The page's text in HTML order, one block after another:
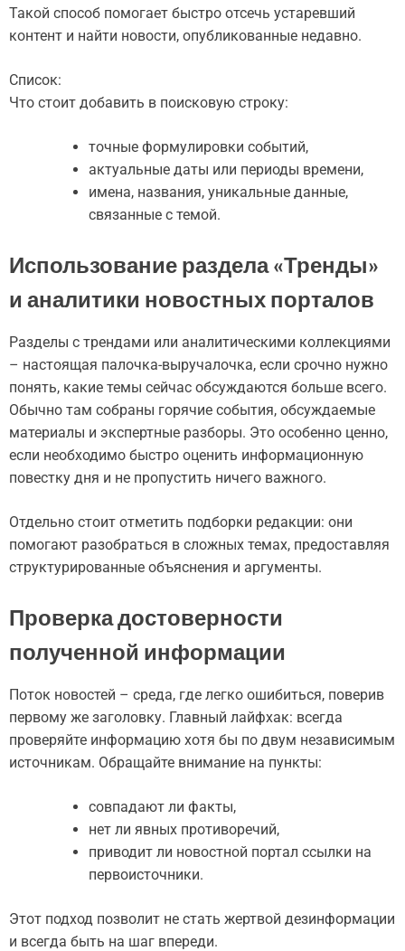
Такой способ помогает быстро отсечь устаревший
контент и найти новости, опубликованные недавно.
Список:
Что стоит добавить в поисковую строку:
точные формулировки событий,
актуальные даты или периоды времени,
имена, названия, уникальные данные,
связанные с темой.
Использование раздела «Тренды»
и аналитики новостных порталов
Разделы с трендами или аналитическими коллекциями
– настоящая палочка-выручалочка, если срочно нужно
понять, какие темы сейчас обсуждаются больше всего.
Обычно там собраны горячие события, обсуждаемые
материалы и экспертные разборы. Это особенно ценно,
если необходимо быстро оценить информационную
повестку дня и не пропустить ничего важного.
Отдельно стоит отметить подборки редакции: они
помогают разобраться в сложных темах, предоставляя
структурированные объяснения и аргументы.
Проверка достоверности
полученной информации
Поток новостей – среда, где легко ошибиться, поверив
первому же заголовку. Главный лайфхак: всегда
проверяйте информацию хотя бы по двум независимым
источникам. Обращайте внимание на пункты:
совпадают ли факты,
нет ли явных противоречий,
приводит ли новостной портал ссылки на
первоисточники.
Этот подход позволит не стать жертвой дезинформации
и всегда быть на шаг впереди.